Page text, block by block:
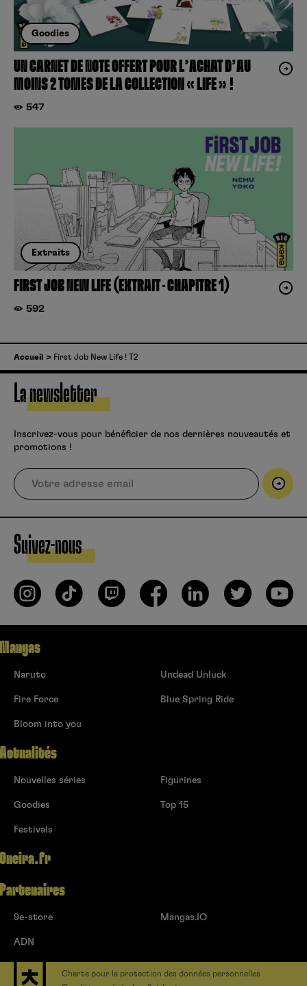
Goodies
UN CARNET DE NOTE OFFERT POUR L’ACHAT D’AU
MOINS 2 TOMES DE LA COLLECTION « LIFE » !
547
Extraits
FIRST JOB NEW LIFE (EXTRAIT – CHAPITRE 1)
592
Accueil First Job New Life ! T2
La newsletter
Inscrivez-vous pour bénéficier de nos dernières nouveautés et
promotions !
Suivez-nous
Mangas
Naruto
Fire Force
Bloom into you
Undead Unluck
Blue Spring Ride
Actualités
Nouvelles séries
Goodies
Festivals
Figurines
Top 15
Oneira.fr
Partenaires
9e-store
ADN
Mangas.IO
Charte pour la protection des données personnelles